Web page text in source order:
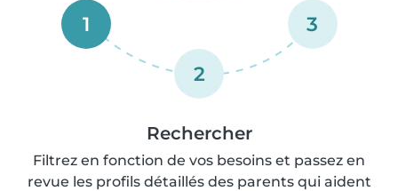
1
2
3
Rechercher
Filtrez en fonction de vos besoins et passez en
revue les profils détaillés des parents qui aident